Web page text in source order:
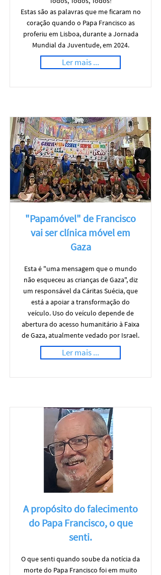
Estas são as palavras que me ficaram no
coração quando o Papa Francisco as
proferiu em Lisboa, durante a Jornada
Mundial da Juventude, em 2024.
Ler mais ...
"Papamóvel" de Francisco
vai ser clínica móvel em
Gaza
Esta é "uma mensagem que o mundo
não esqueceu as crianças de Gaza", diz
um responsável da Cáritas Suécia, que
está a apoiar a transformação do
veículo. Uso do veículo depende de
abertura do acesso humanitário à Faixa
de Gaza, atualmente vedado por Israel.
Ler mais ...
A propósito do falecimento
do Papa Francisco, o que
senti.
O que senti quando soube da notícia da
morte do Papa Francisco foi em muito